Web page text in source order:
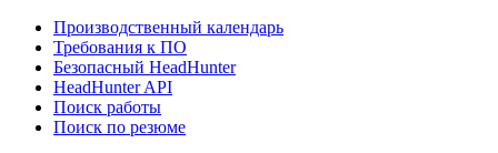
Производственный календарь
Требования к ПО
Безопасный HeadHunter
HeadHunter API
Поиск работы
Поиск по резюме